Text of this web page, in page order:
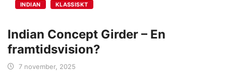
INDIAN KLASSISKT
Indian Concept Girder – En
framtidsvision?
7 november, 2025